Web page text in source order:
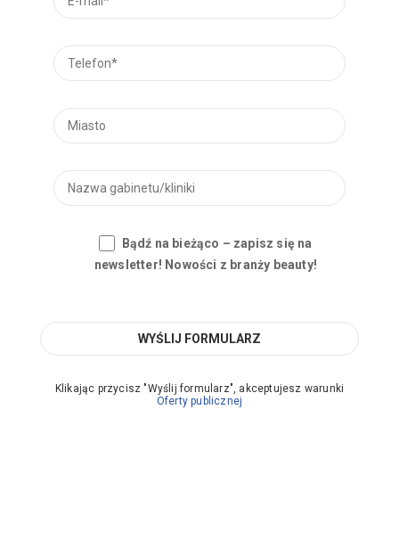
Bądź na bieżąco – zapisz się na
newsletter! Nowości z branży beauty!
Klikając przycisz "Wyślij formularz", akceptujesz warunki
Oferty publicznej